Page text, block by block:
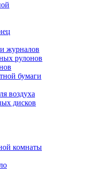
журналов
рулонов
бумаги
воздуха
дисков
комнаты